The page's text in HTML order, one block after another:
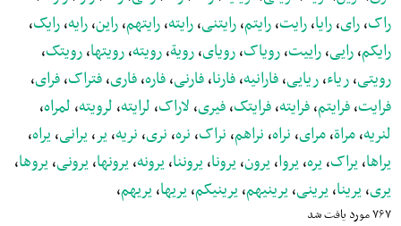
راک،رای،رایا،رایت،رایتم،رایتنی،رایته،رایتهم،راین،رایه،رایک،
رایکم،رایی،راییت،رویاک،رویای،رویة،رویته،رویتها،رویتک،
رویتی،ریاء،ریایی،فارانیه،فارنا،فارنی،فاره،فاری،فتراک،فرای،
فرایت،فرایتم،فرایته،فرایتک،فیری، لاراک، لرایته، لرویته، لمراه،
لنریه،مراة،مرای، نراه، نراهم، نراک، نره، نری، نریه،یر،یرانی،یراه،
یراها،یراک،یره،یروا،یرون،یرونا،یروننا،یرونه،یرونها،یرونی،یروها،
یری،یرینا،یرینی،یرینیهم،یرینیکم،یریها،یریهم،
۷۶۷ مورد یافت شد